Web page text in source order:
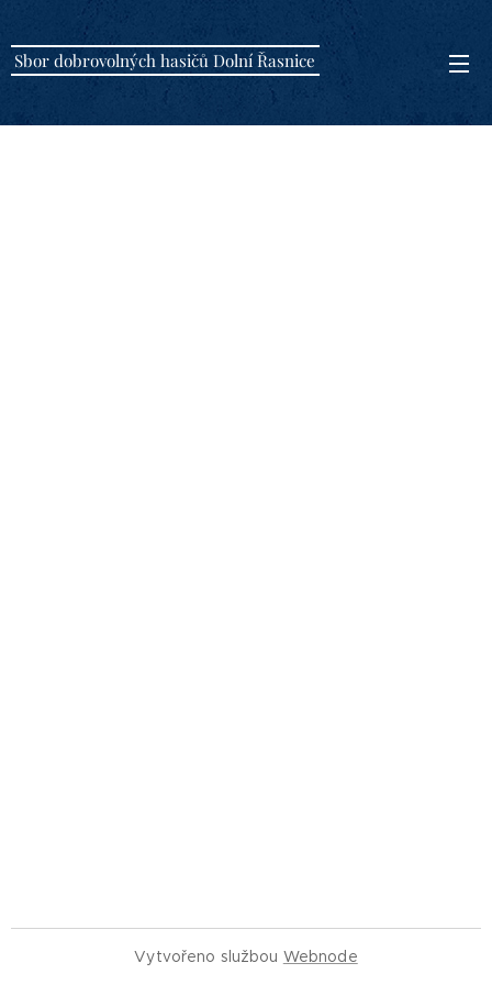
Sbor dobrovolných hasičů Dolní Řasnice
Vytvořeno službou Webnode